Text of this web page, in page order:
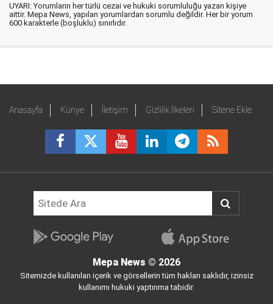
UYARI: Yorumların her türlü cezai ve hukuki sorumluluğu yazan kişiye
aittir. Mepa News, yapılan yorumlardan sorumlu değildir. Her bir yorum
600 karakterle (boşluklu) sınırlıdır.
Anasayfa Künye İletişim Gizlilik İlkeleri Sitene Ekle
Mepa News © 2026
Sitemizde kullanılan içerik ve görsellerin tüm hakları saklıdır, izinsiz
kullanımı hukuki yaptırıma tabidir.